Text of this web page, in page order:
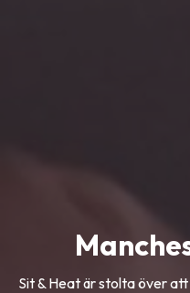
Sit & Heat är stolta över